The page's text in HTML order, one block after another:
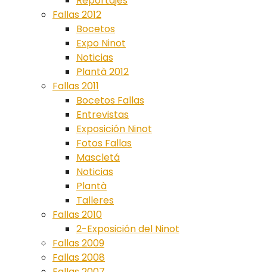
Fallas 2012
Bocetos
Expo Ninot
Noticias
Plantà 2012
Fallas 2011
Bocetos Fallas
Entrevistas
Exposición Ninot
Fotos Fallas
Mascletá
Noticias
Plantà
Talleres
Fallas 2010
2-Exposición del Ninot
Fallas 2009
Fallas 2008